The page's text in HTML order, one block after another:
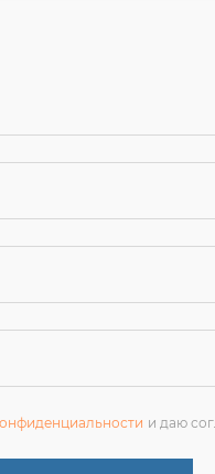
Отправить